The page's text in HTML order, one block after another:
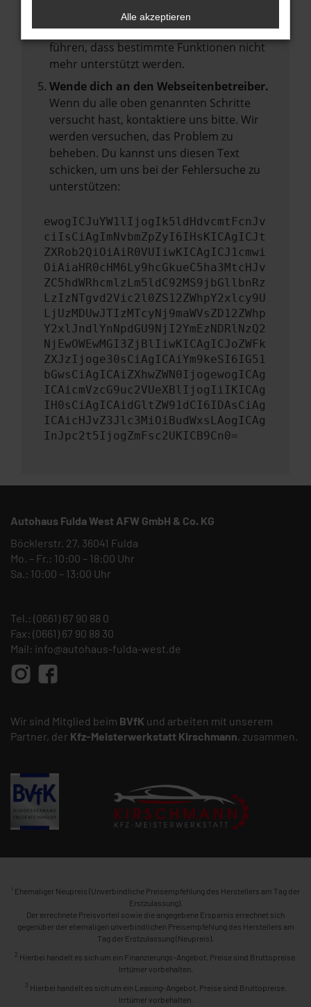
Veraltete Software birgt nicht nur ein
Sicherheitsrisiko, sondern kann auch dazu
führen, dass bestimmte Funktionen nicht
mehr unterstützt werden.
Wende dich an den Webseitenbetreiber.
Wenn du alle oben genannten Schritte
versucht hast, kontaktiere uns bitte. Wir
werden versuchen, das Problem zu
beheben. Du kannst uns diesen Text
schicken, um uns bei der Fehlersuche zu
unterstützen:
ewogICJuYW1lIjogIk5ldHdvcmtFcnJv
ciIsCiAgImNvbmZpZyI6IHsKICAgICJt
ZXRob2QiOiAiR0VUIiwKICAgICJ1cmwi
OiAiaHR0cHM6Ly9hcGkueC5ha3MtcHJv
ZC5hdWRhcmlzLm5ldC92MS9jbGllbnRz
LzIzNTgvd2Vic2l0ZS12ZWhpY2xlcy9U
LjUzMDUwJTIzMTcyNj9maWVsZD12ZWhp
Y2xlJndlYnNpdGU9NjI2YmEzNDRlNzQ2
NjEwOWEwMGI3ZjBlIiwKICAgICJoZWFk
ZXJzIjoge30sCiAgICAiYm9keSI6IG51
bGwsCiAgICAiZXhwZWN0IjogewogICAg
ICAicmVzcG9uc2VUeXBlIjogIiIKICAg
IH0sCiAgICAidGltZW91dCI6IDAsCiAg
ICAicHJvZ3Jlc3MiOiBudWxsLAogICAg
InJpc2t5IjogZmFsc2UKICB9Cn0=
Autohaus Fulda West AFW GmbH & Co. KG
Böcklerstr. 27, 36041 Fulda
Mo. – Fr.: 10:00 – 18:00 Uhr
Sa.: 10:00 – 13:00 Uhr
Tel.: (0661) 67 90 88 0
Fax: (0661) 67 90 88 30
Mail: info@autohaus-fulda-west.de
Wir sind Mitglied beim BVfK und arbeiten mit unserem
Partner, der Kfz-Meisterwerkstatt Kirschmann, zusammen.
1 Ehemaliger Neupreis (Unverbindliche Preisempfehlung des Herstellers am Tag der
Erstzulassung).
Der errechnete Preisvorteil sowie die angegebene Ersparnis errechnet sich
gegenüber der ehemaligen unverbindlichen Preisempfehlung des Herstellers am
Tag der Erstzulassung (Neupreis).
2 Hierbei handelt es sich um ein Finanzierungs-Angebot. Preise sind Bruttopreise.
Irrtümer vorbehalten.
3 Hierbei handelt es sich um ein Leasing-Angebot. Preise sind Bruttopreise.
Irrtümer vorbehalten.
Alle akzeptieren